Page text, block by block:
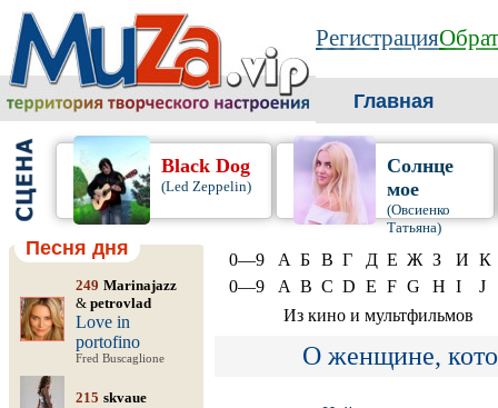
Регистрация
Главная
Black Dog
(Led Zeppelin)
Солнце
мое
(Овсиенко
Татьяна)
Песня дня
249 Marinajazz
& petrovlad
Love in
portofino
Fred Buscaglione
215 skvaue
0—9 А Б В Г Д Е Ж З И К
0—9
A B C D E F G H I
J
Из кино и мультфильмов
О женщине,